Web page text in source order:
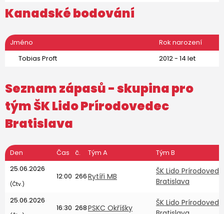
Kanadské bodování
Jméno
Rok narození
Tobias Proft
2012 - 14 let
Seznam zápasů - skupina pro
týmŠK Lido Prírodovedec
Bratislava
Den Čas č. Tým A
Tým B
25.06.2026
(Čtv.)
12:00 266Rytíři MB
ŠK Lido
Bratislava
25.06.2026
16:30 268PSKC Okříšky
ŠK Lido